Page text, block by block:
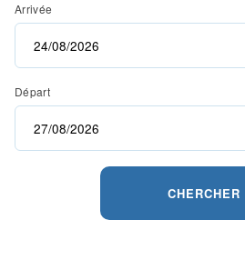
Arrivée
Départ
CHERCHER